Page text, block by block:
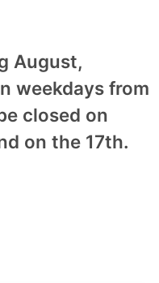
August,
weekdays from
closed on
on the 17th.